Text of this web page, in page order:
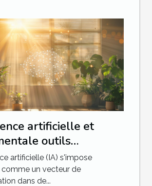
artificielle et
outils
pour le bien-être
artificielle (IA) s'impose
un vecteur de
dans de...